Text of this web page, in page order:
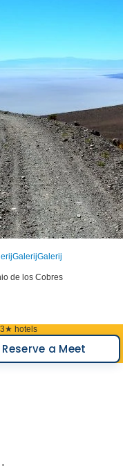
GalerijGalerij
de los Cobres
3★ hotels
Reserve a Meet